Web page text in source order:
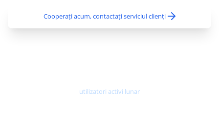
Cooperați acum, contactați serviciul clienți
utilizatori activi lunar